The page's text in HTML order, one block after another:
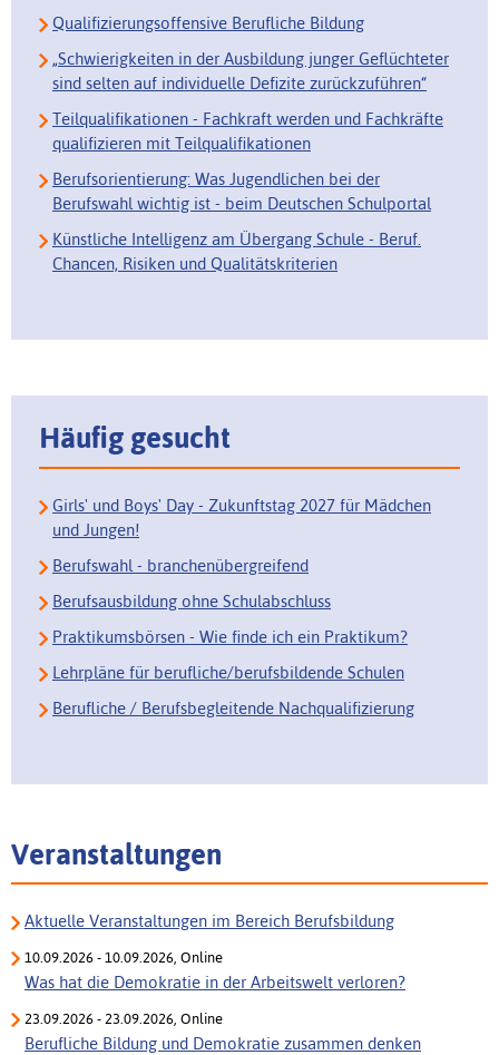
Qualifizierungsoffensive Berufliche Bildung
„Schwierigkeiten in der Ausbildung junger Geflüchteter
sind selten auf individuelle Defizite zurückzuführen“
Teilqualifikationen - Fachkraft werden und Fachkräfte
qualifizieren mit Teilqualifikationen
Berufsorientierung: Was Jugendlichen bei der
Berufswahl wichtig ist - beim Deutschen Schulportal
Künstliche Intelligenz am Übergang Schule - Beruf.
Chancen, Risiken und Qualitätskriterien
Häufig gesucht
Girls' und Boys' Day - Zukunftstag 2027 für Mädchen
und Jungen!
Berufswahl - branchenübergreifend
Berufsausbildung ohne Schulabschluss
Praktikumsbörsen - Wie finde ich ein Praktikum?
Lehrpläne für berufliche/berufsbildende Schulen
Berufliche / Berufsbegleitende Nachqualifizierung
Veranstaltungen
Aktuelle Veranstaltungen im Bereich Berufsbildung
10.09.2026 - 10.09.2026, Online
Was hat die Demokratie in der Arbeitswelt verloren?
23.09.2026 - 23.09.2026, Online
Berufliche Bildung und Demokratie zusammen denken